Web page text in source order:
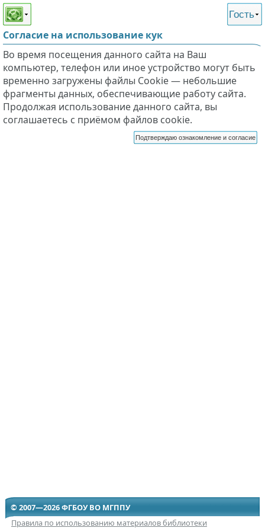
Этот сайт поддерживает
слабовидящих
Гость
Согласие на использование кук
Во время посещения данного сайта на Ваш
компьютер, телефон или иное устройство могут быть
временно загружены файлы Cookie — небольшие
фрагменты данных, обеспечивающие работу сайта.
Продолжая использование данного сайта, вы
соглашаетесь с приёмом файлов cookie.
Подтверждаю ознакомление и согласие
© 2007—2026 ФГБОУ ВО МГППУ
Правила по использованию материалов библиотеки